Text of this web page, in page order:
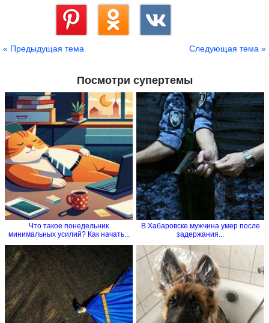
« Предыдущая тема Следующая тема »
Посмотри супертемы
Что такое понедельник
минимальных усилий? Как начать...
В Хабаровске мужчина умер после
задержания...